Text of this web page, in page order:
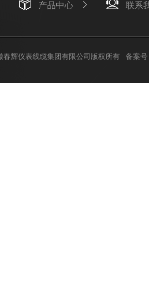
产品中心 联系
春辉仪表线缆集团有限公司版权所有 备案号